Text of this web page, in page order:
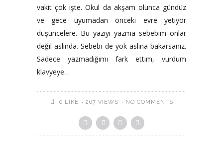
vakit çok işte. Okul da akşam olunca gündüz
ve gece uyumadan önceki evre yetiyor
düşüncelere. Bu yazıyı yazma sebebim onlar
değil aslında. Sebebi de yok aslına bakarsanız.
Sadece yazmadığımı fark ettim, vurdum
klavyeye…
0 LIKE 267 VIEWS NO COMMENTS